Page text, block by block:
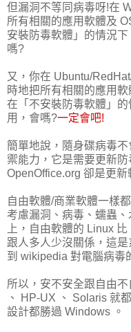
但漏洞不等同病毒呀!在
所有相關的應用軟體及
安裝防毒軟體」的情況
嗎?
又，你在 Ubuntu/
時地把所有相關的應用
在「不安裝防毒軟體」
用，會嗎?一定會吧!
簡單地說，隨身碟病毒
禦能力，它是需要更新
OpenOffice.org 卻是更新
自由軟體/商業軟體一樣
考慮漏洞、病毒、蠕蟲
上，自由軟體的 Linux
跟人多人少沒關係，這
到 wikipedia 對電腦病毒
所以，安不安全跟自由
、 HP-UX 、 Solaris 就
設計都勝過 Windows 。